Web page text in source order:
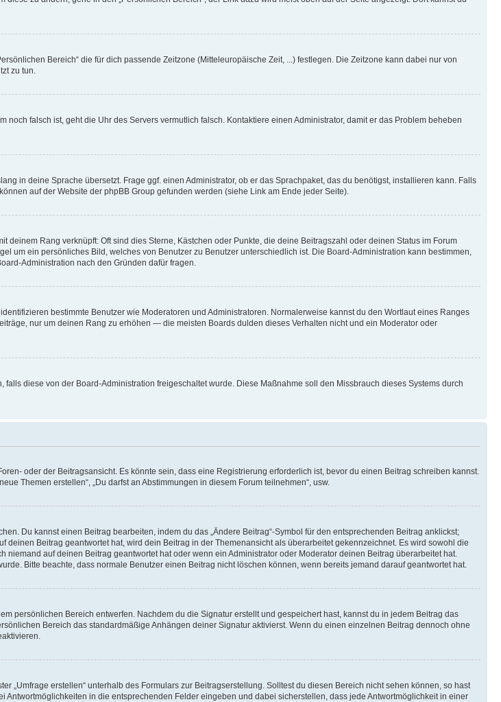
Bereich“ die für dich passende Zeitzone (Mitteleuropäische Zeit, ...) festlegen. Die Zeitzone kann dabei nur von
zu tun.
falsch ist, geht die Uhr des Servers vermutlich falsch. Kontaktiere einen Administrator, damit er das Problem beheben
in deine Sprache übersetzt. Frage ggf. einen Administrator, ob er das Sprachpaket, das du benötigst, installieren kann. Falls
auf der Website der phpBB Group gefunden werden (siehe Link am Ende jeder Seite).
Rang verknüpft: Oft sind dies Sterne, Kästchen oder Punkte, die deine Beitragszahl oder deinen Status im Forum
um ein persönliches Bild, welches von Benutzer zu Benutzer unterschiedlich ist. Die Board-Administration kann bestimmen,
Administration nach den Gründen dafür fragen.
bestimmte Benutzer wie Moderatoren und Administratoren. Normalerweise kannst du den Wortlaut eines Ranges
nur um deinen Rang zu erhöhen — die meisten Boards dulden dieses Verhalten nicht und ein Moderator oder
diese von der Board-Administration freigeschaltet wurde. Diese Maßnahme soll den Missbrauch dieses Systems durch
oder der Beitragsansicht. Es könnte sein, dass eine Registrierung erforderlich ist, bevor du einen Beitrag schreiben kannst.
Themen erstellen“, „Du darfst an Abstimmungen in diesem Forum teilnehmen“, usw.
Du kannst einen Beitrag bearbeiten, indem du das „Ändere Beitrag“-Symbol für den entsprechenden Beitrag anklickst;
Beitrag geantwortet hat, wird dein Beitrag in der Themenansicht als überarbeitet gekennzeichnet. Es wird sowohl die
auf deinen Beitrag geantwortet hat oder wenn ein Administrator oder Moderator deinen Beitrag überarbeitet hat.
Bitte beachte, dass normale Benutzer einen Beitrag nicht löschen können, wenn bereits jemand darauf geantwortet hat.
persönlichen Bereich entwerfen. Nachdem du die Signatur erstellt und gespeichert hast, kannst du in jedem Beitrag das
Bereich das standardmäßige Anhängen deiner Signatur aktivierst. Wenn du einen einzelnen Beitrag dennoch ohne
„Umfrage erstellen“ unterhalb des Formulars zur Beitragserstellung. Solltest du diesen Bereich nicht sehen können, so hast
in die entsprechenden Felder eingeben und dabei sicherstellen, dass jede Antwortmöglichkeit in einer